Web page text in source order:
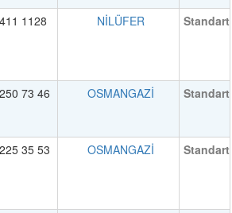
411 1128 NİLÜFER Standart
250 73 46 OSMANGAZİ Standart
225 35 53 OSMANGAZİ Standart